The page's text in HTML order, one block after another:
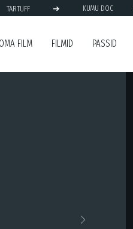
TARTUFF ➔ KUMU DOC
FILM FILMID PASSID